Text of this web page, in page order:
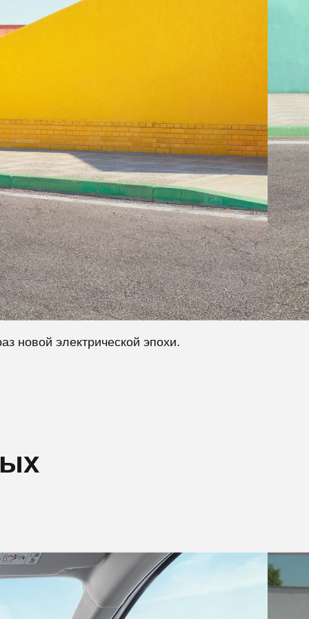
новой электрической эпохи.